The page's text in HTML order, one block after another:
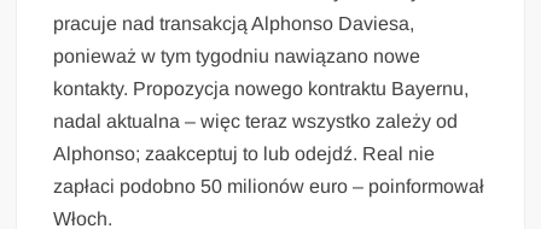
pracuje nad transakcją Alphonso Daviesa,
ponieważ w tym tygodniu nawiązano nowe
kontakty. Propozycja nowego kontraktu Bayernu,
nadal aktualna – więc teraz wszystko zależy od
Alphonso; zaakceptuj to lub odejdź. Real nie
zapłaci podobno 50 milionów euro – poinformował
Włoch.